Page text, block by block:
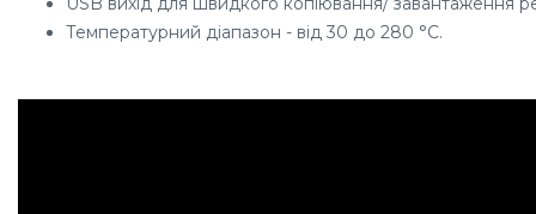
Температурний діапазон - від 30 до 280 °C.